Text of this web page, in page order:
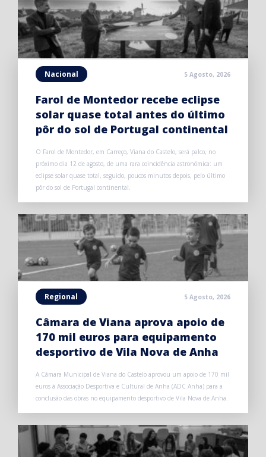
Nacional 5 Agosto, 2026
Farol de Montedor recebe eclipse
solar quase total antes do último
pôr do sol de Portugal continental
O Farol de Montedor, em Carreço, Viana do Castelo, será palco, no
próximo dia 12 de agosto, de uma rara coincidência astronómica: um
eclipse solar quase total, seguido, poucos minutos depois, pelo último
pôr do sol de Portugal continental.
Regional 5 Agosto, 2026
Câmara de Viana aprova apoio de
170 mil euros para equipamento
desportivo de Vila Nova de Anha
A Câmara Municipal de Viana do Castelo aprovou um apoio de 170 mil
euros à Associação Desportiva e Cultural de Anha (ADC Anha) para a
conclusão das obras no equipamento desportivo de Vila Nova de Anha.